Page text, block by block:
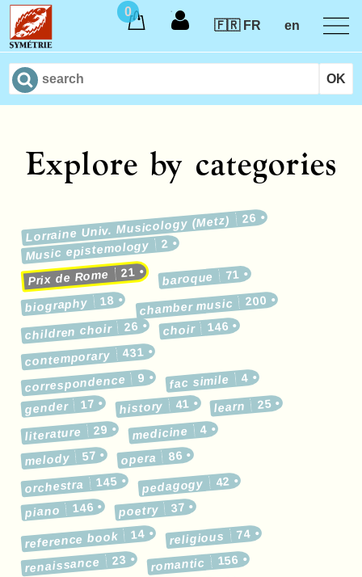
0
🇫🇷 FR
en
Explore by categories
Lorraine Univ. Musicology (Metz) 26
Music epistemology 2
Prix de Rome 21 baroque 71
biography 18 chamber music 200
children choir 26 choir 146
contemporary 431
correspondence 9 fac simile 4
gender 17 history 41 learn 25
literature 29 medicine 4
melody 57 opera 86
orchestra 145 pedagogy 42
piano 146 poetry 37
reference book 14 religious 74
renaissance 23 romantic 156